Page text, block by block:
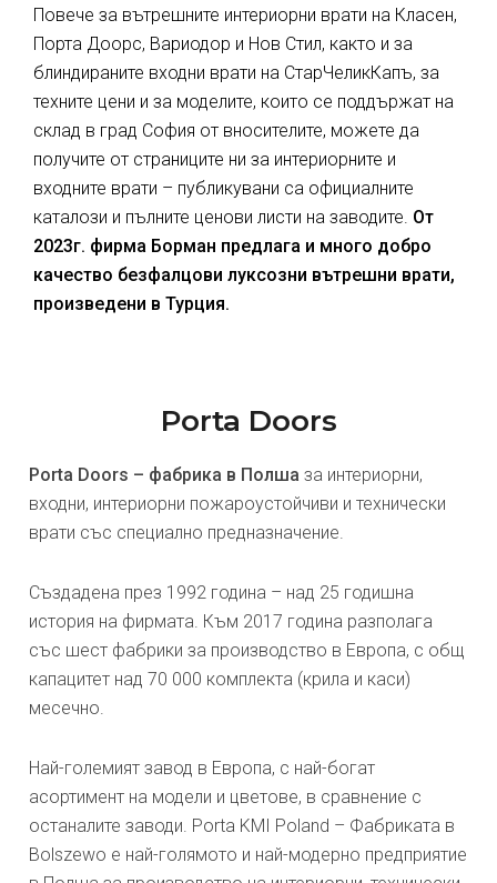
Повече за вътрешните интериорни врати на Класен,
Порта Доорс, Вариодор и Нов Стил, както и за
блиндираните входни врати на СтарЧеликКапъ, за
техните цени и за моделите, които се поддържат на
склад в град София от вносителите, можете да
получите от страниците ни за интериорните и
входните врати – публикувани са официалните
каталози и пълните ценови листи на заводите. От
2023г. фирма Борман предлага и много добро
качество безфалцови луксозни вътрешни врати,
произведени в Турция.
Porta Doors
Porta Doors – фабрика в Полша за интериорни,
входни, интериорни пожароустойчиви и технически
врати със специално предназначение.
Създадена през 1992 година – над 25 годишна
история на фирмата. Към 2017 година разполага
със шест фабрики за производство в Европа, с общ
капацитет над 70 000 комплекта (крила и каси)
месечно.
Най-големият завод в Европа, с най-богат
асортимент на модели и цветове, в сравнение с
останалите заводи. Porta KMI Poland – Фабриката в
Bolszewo е най-голямото и най-модерно предприятие